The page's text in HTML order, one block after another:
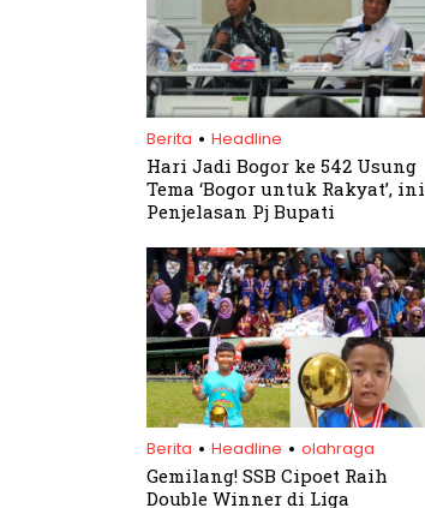
Berita . Headline
Hari Jadi Bogor ke 542 Usung
Tema ‘Bogor untuk Rakyat’, ini
Penjelasan Pj Bupati
Berita . Headline . olahraga
Gemilang! SSB Cipoet Raih
Double Winner di Liga